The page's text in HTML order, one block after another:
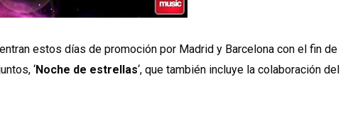
estos días de promoción por Madrid y Barcelona con el fin de
‘Noche de estrellas‘, que también incluye la colaboración del